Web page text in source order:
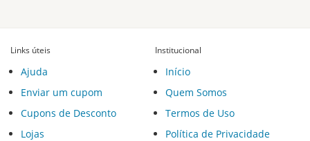
Links úteis
Ajuda
Enviar um cupom
Cupons de Desconto
Lojas
Institucional
Início
Quem Somos
Termos de Uso
Política de Privacidade